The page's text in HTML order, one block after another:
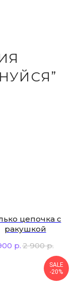
цепочка с
ракушкой
р.2 900 р.
SALE
-20%